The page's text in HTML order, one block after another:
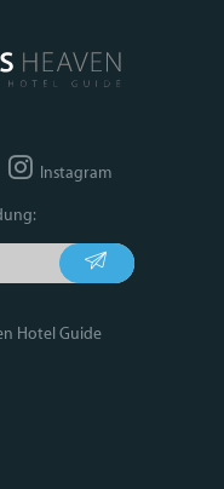
Instagram
Hotel Guide